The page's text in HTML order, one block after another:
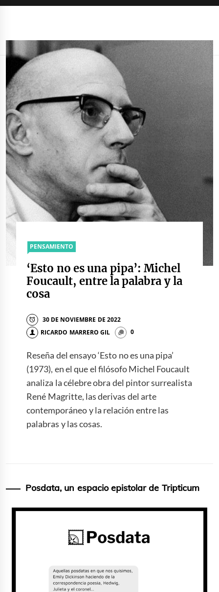
PENSAMIENTO
‘Esto no es una pipa’: Michel
Foucault, entre la palabra y la
cosa
30 DE NOVIEMBRE DE 2022
RICARDO MARRERO GIL
0
Reseña del ensayo ‘Esto no es una pipa’
(1973), en el que el filósofo Michel Foucault
analiza la célebre obra del pintor surrealista
René Magritte, las derivas del arte
contemporáneo y la relación entre las
palabras y las cosas.
Posdata, un espacio epistolar de Tripticum